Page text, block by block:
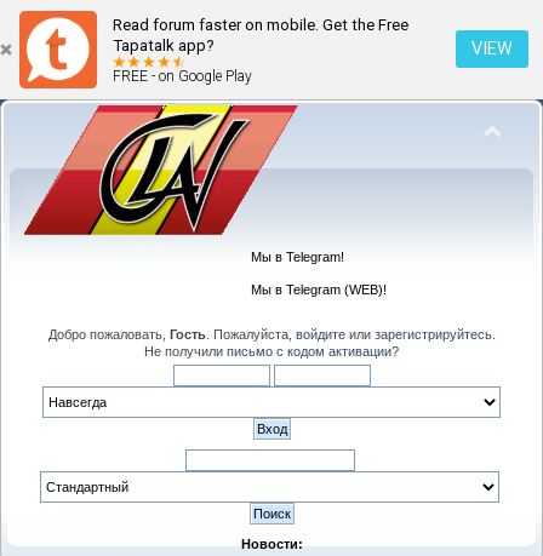
Read forum faster on mobile. Get the Free
Tapatalk app?
FREE - on Google Play
VIEW
Мы в Telegram!
Мы в Telegram (WEB)!
Добро пожаловать, Гость. Пожалуйста, войдитеили зарегистрируйтесь.
Не получили письмо с кодом активации?
Новости: